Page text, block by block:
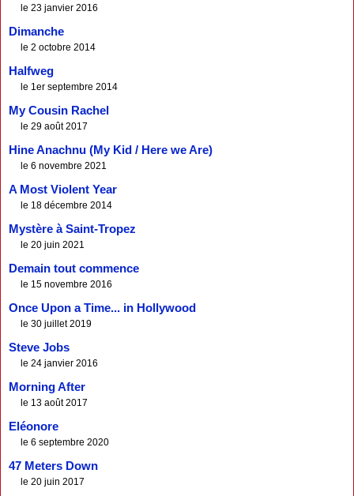
le 23 janvier 2016
Dimanche
le 2 octobre 2014
Halfweg
le 1er septembre 2014
My Cousin Rachel
le 29 août 2017
Hine Anachnu (My Kid / Here we Are)
le 6 novembre 2021
A Most Violent Year
le 18 décembre 2014
Mystère à Saint-Tropez
le 20 juin 2021
Demain tout commence
le 15 novembre 2016
Once Upon a Time... in Hollywood
le 30 juillet 2019
Steve Jobs
le 24 janvier 2016
Morning After
le 13 août 2017
Eléonore
le 6 septembre 2020
47 Meters Down
le 20 juin 2017